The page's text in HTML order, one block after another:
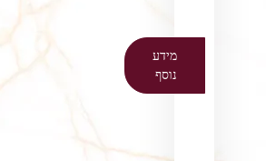
מידע
נוסף